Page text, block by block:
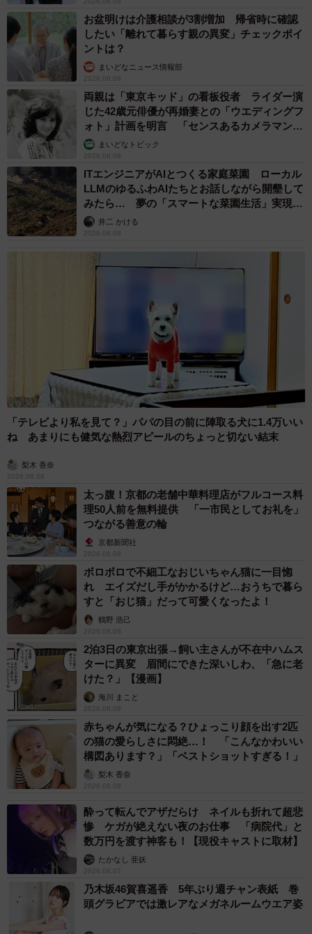
▽note
https://note.com/medinoto
お盆明けは介護相談が3割増加 帰省時に確認
したい「離れて暮らす親の異変」チェックポイ
ントは？
まいどなニュース情報部
2026.08.08
両親は「東京キッド」の看板役者 ライダー演
じた42歳元俳優が再婚妻との「ウエディングフ
ォト」計画を明言 「センスあるカメラマン求
む」まいどなトピック
2026.08.08
ITエンジニアがAIとつくる家庭菜園 ローカル
LLMのゆるふわAIたちとお話しながら開墾して
みたら… 夢の「スマートな菜園生活」実現な
るか井二 かける
2026.08.08
「テレビより私を見て？」パパの目の前に陣取る犬に1.4万いい
ね あまりにも健気な熱烈アピールのちょっと切ない結末
梨木 香奈
2026.08.08
太っ腹！京都の老舗中華料理店がフルコース料
理50人前を無料提供 「一市民としてお礼を」
つながる善意の輪
京都新聞社
2026.08.08
ボロボロで不細工なおじいちゃん猫に一目惚
れ エイズだし手がかかるけど…おうちで暮ら
すと「おじ猫」だって可愛くなったよ！
鶴野 浩己
2026.08.08
2泊3日の東京出張→飼い主さんが不在中ハムス
ターに異変 眉間にできた深いしわ、「急に老
けた？」【漫画】
海川 まこと
2026.08.08
赤ちゃんが気になる？ひょっこり顔を出す2匹
の猫の愛らしさに悶絶…！ 「こんなかわいい
構図あります？」「ベストショットすぎる！」
梨木 香奈
2026.08.08
酔って転んでアザだらけ ネイルも折れて超悲
惨 ケガが絶えない夜のお仕事 「病院代」と
数万円を渡す神客も！【現役キャストに取材】
たかなし 亜妖
2026.08.07
乃木坂46賀喜遥香 5年ぶり週チャン表紙 巻
頭グラビアでは激レアなメガネルームウエア姿